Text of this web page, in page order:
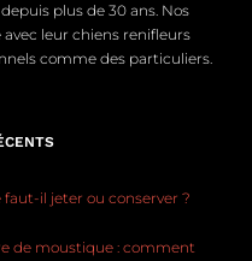
plus de 30 ans. Nos
leur chiens renifleurs
comme des particuliers.
il jeter ou conserver ?
de moustique : comment